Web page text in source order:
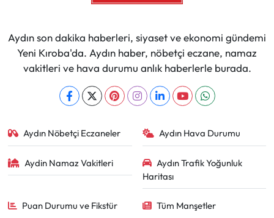
Aydın son dakika haberleri, siyaset ve ekonomi gündemi
Yeni Kıroba'da. Aydın haber, nöbetçi eczane, namaz
vakitleri ve hava durumu anlık haberlerle burada.
Aydın Nöbetçi Eczaneler Aydın Hava Durumu
Aydin Namaz Vakitleri
Aydın Trafik Yoğunluk
Haritası
Puan Durumu ve Fikstür Tüm Manşetler